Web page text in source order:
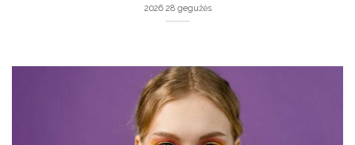
2026 28 gegužės